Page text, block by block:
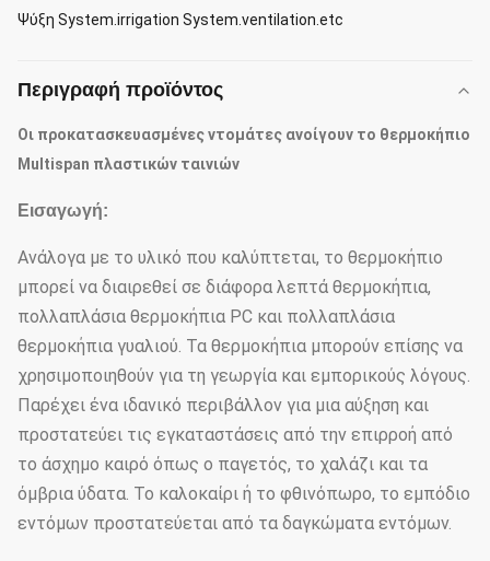
Ψύξη System.irrigation System.ventilation.etc
Περιγραφή προϊόντος
Οι προκατασκευασμένες ντομάτες ανοίγουν το θερμοκήπιο
Multispan πλαστικών ταινιών
Εισαγωγή:
Ανάλογα με το υλικό που καλύπτεται, το θερμοκήπιο
μπορεί να διαιρεθεί σε διάφορα λεπτά θερμοκήπια,
πολλαπλάσια θερμοκήπια PC και πολλαπλάσια
θερμοκήπια γυαλιού. Τα θερμοκήπια μπορούν επίσης να
χρησιμοποιηθούν για τη γεωργία και εμπορικούς λόγους.
Παρέχει ένα ιδανικό περιβάλλον για μια αύξηση και
προστατεύει τις εγκαταστάσεις από την επιρροή από
το άσχημο καιρό όπως ο παγετός, το χαλάζι και τα
όμβρια ύδατα. Το καλοκαίρι ή το φθινόπωρο, το εμπόδιο
εντόμων προστατεύεται από τα δαγκώματα εντόμων.